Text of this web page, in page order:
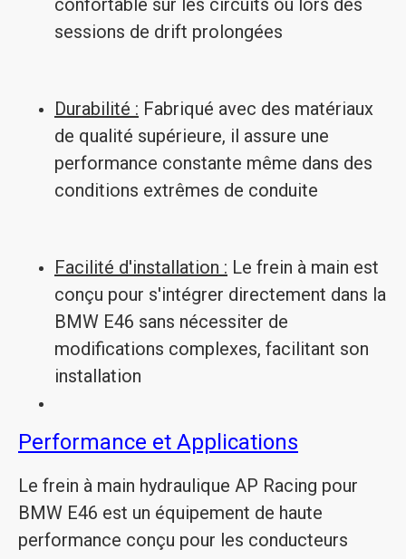
confortable sur les circuits ou lors des
sessions de drift prolongées
Durabilité : Fabriqué avec des matériaux
de qualité supérieure, il assure une
performance constante même dans des
conditions extrêmes de conduite
Facilité d'installation : Le frein à main est
conçu pour s'intégrer directement dans la
BMW E46 sans nécessiter de
modifications complexes, facilitant son
installation
Performance et Applications
Le frein à main hydraulique AP Racing pour
BMW E46 est un équipement de haute
performance conçu pour les conducteurs